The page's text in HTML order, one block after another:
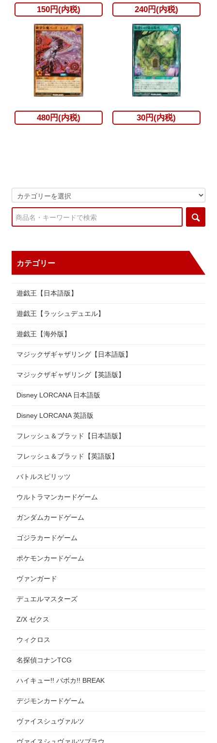
150円(内税) 240円(内税)
480円(内税) 30円(内税)
カテゴリー
遊戯王【日本語版】
遊戯王【ラッシュデュエル】
遊戯王【海外版】
マジックザギャザリング【日本語版】
マジックザギャザリング【英語版】
Disney LORCANA 日本語版
Disney LORCANA 英語版
フレッシュ＆ブラッド【日本語版】
フレッシュ＆ブラッド【英語版】
バトルスピリッツ
ウルトラマンカードゲーム
ガンダムカードゲーム
ゴジラカードゲーム
ポケモンカードゲーム
ヴァンガード
デュエルマスターズ
Z/X ゼクス
ウィクロス
名探偵コナンTCG
ハイキュー!! バボカ!! BREAK
デジモンカードゲーム
ヴァイスシュヴァルツ
ヴァイスシュヴァルツブラウ